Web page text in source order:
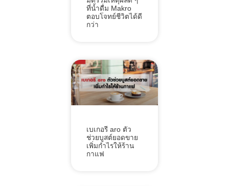
ที่น้ำดื่ม Makro
ตอบโจทย์ชีวิตได้ดี
กว่า
เบเกอรี aro ตัว
ช่วยบูสต์ยอดขาย
เพิ่มกำไรให้ร้าน
กาแฟ